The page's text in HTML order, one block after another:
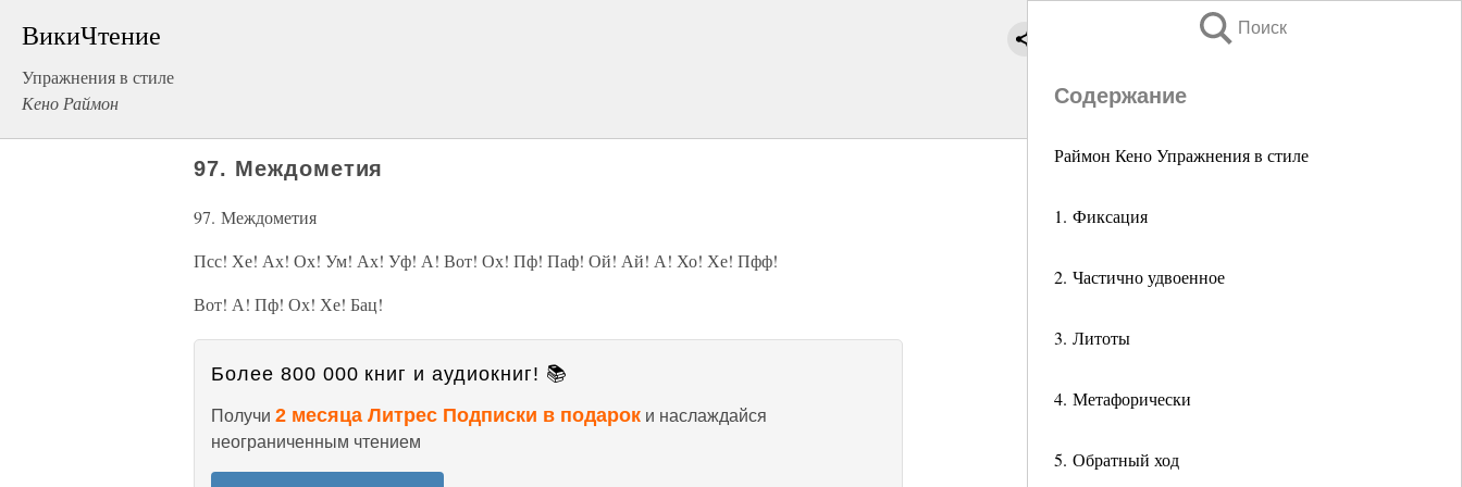
ВикиЧтение
Упражнения в стиле
Кено Раймон
Поиск
Содержание
Раймон Кено Упражнения в стиле
1. Фиксация
2. Частично удвоенное
3. Литоты
4. Метафорически
5. Обратный ход
97. Междометия
97. Междометия
Псс! Хе! Ах! Ох! Ум! Ах! Уф! А! Вот! Ох! Пф! Паф! Ой! Ай! А! Хо! Хе! Пфф!
Вот! А! Пф! Ох! Хе! Бац!
Более 800 000 книг и аудиокниг! 📚
Получи 2 месяца Литрес Подписки в подарок и наслаждайся
неограниченным чтением